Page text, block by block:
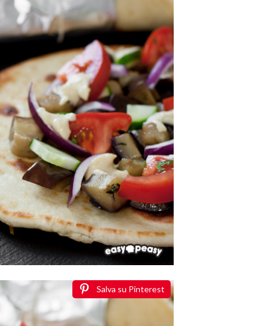
Salva su Pinterest